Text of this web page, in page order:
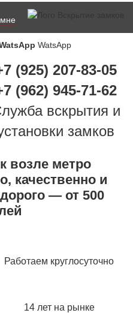
WatsApp
(925) 207-83-05
(962) 945-71-62
вскрытия и
замков
возле метро
качественно и
— от 500
Работаем круглосуточно
14 лет на рынке